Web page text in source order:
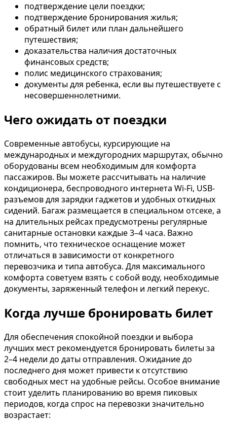
подтверждение цели поездки;
подтверждение бронирования жилья;
обратный билет или план дальнейшего
путешествия;
доказательства наличия достаточных
финансовых средств;
полис медицинского страхования;
документы для ребенка, если вы путешествуете с
несовершеннолетними.
Чего ожидать от поездки
Современные автобусы, курсирующие на
международных и междугородних маршрутах, обычно
оборудованы всем необходимым для комфорта
пассажиров. Вы можете рассчитывать на наличие
кондиционера, беспроводного интернета Wi-Fi, USB-
разъемов для зарядки гаджетов и удобных откидных
сидений. Багаж размещается в специальном отсеке, а
на длительных рейсах предусмотрены регулярные
санитарные остановки каждые 3–4 часа. Важно
помнить, что техническое оснащение может
отличаться в зависимости от конкретного
перевозчика и типа автобуса. Для максимального
комфорта советуем взять с собой воду, необходимые
документы, заряженный телефон и легкий перекус.
Когда лучше бронировать билет
Для обеспечения спокойной поездки и выбора
лучших мест рекомендуется бронировать билеты за
2–4 недели до даты отправления. Ожидание до
последнего дня может привести к отсутствию
свободных мест на удобные рейсы. Особое внимание
стоит уделить планированию во время пиковых
периодов, когда спрос на перевозки значительно
возрастает: